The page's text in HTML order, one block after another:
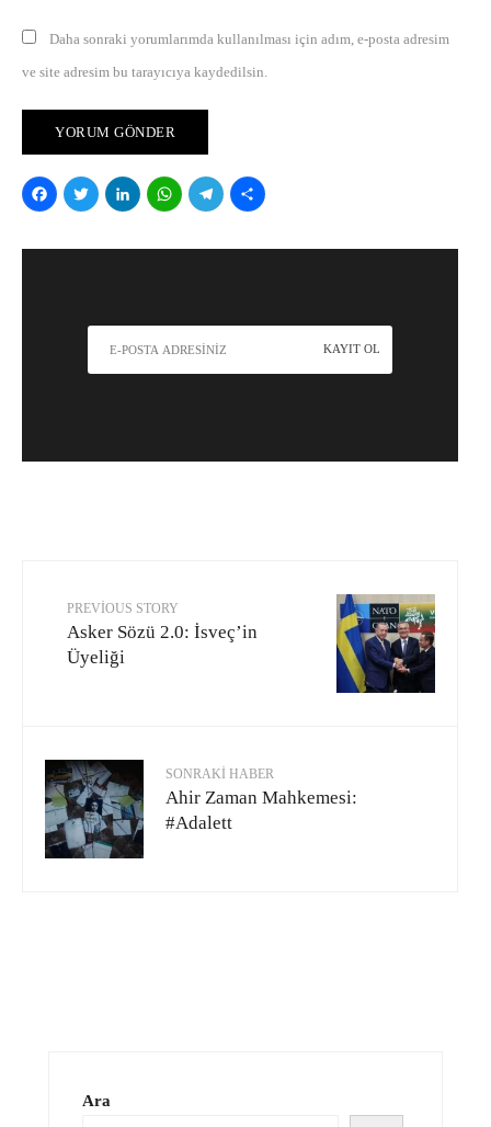
Daha sonraki yorumlarımda kullanılması için adım, e-posta adresim
ve site adresim bu tarayıcıya kaydedilsin.
Facebook
Twitter
LinkedIn
WhatsApp
Telegram
PREVIOUS STORY
Asker Sözü 2.0: İsveç’in
Üyeliği
SONRAKI HABER
Ahir Zaman Mahkemesi:
#Adalett
Ara